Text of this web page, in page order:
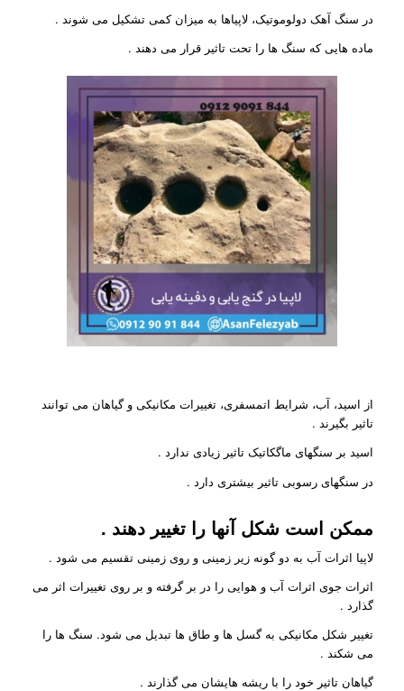
در سنگ آهک دولوموتیک، لاپیاها به میزان کمی تشکیل می شوند .
ماده هایی که سنگ ها را تحت تاثیر قرار می دهند .
از اسید، آب، شرایط اتمسفری، تغییرات مکانیکی و گیاهان می توانند
تاثیر بگیرند .
اسید بر سنگهای ماگکاتیک تاثیر زیادی ندارد .
در سنگهای رسوبی تاثیر بیشتری دارد .
ممکن است شکل آنها را تغییر دهند .
لاپیا اثرات آب به دو گونه زیر زمینی و روی زمینی تقسیم می شود .
اثرات جوی اثرات آب و هوایی را در بر گرفته و بر روی تغییرات اثر می
گذارد .
تغییر شکل مکانیکی به گسل ها و طاق ها تبدیل می شود. سنگ ها را
می شکند .
گیاهان تاثیر خود را با ریشه هایشان می گذارند .